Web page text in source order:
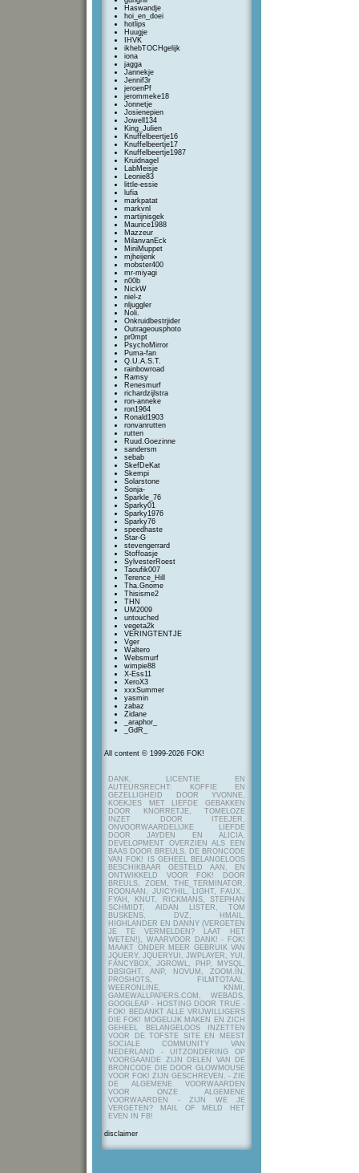
Haswandje
hoi_en_doei
hotlips
Huugje
IHVK
ikhebTOCHgelijk
iona
jagga
Jannekje
Jennif3r
jeroenPf
jerommeke18
Jonnetje
Josienepien
Jowell134
King_Julien
Knuffelbeertje16
Knuffelbeertje17
Knuffelbeertje1987
Kruidnagel
LabMeisje
Leonie83
little-essie
lufia
markpatat
markvnl
martijnisgek
Maurice1988
Mazzeur
MilanvanEck
MiniMuppet
mjheijenk
mobster400
mr-miyagi
n00b
NickW
niel-z
nljuggler
Noli.
Onkruidbestrjider
Outrageousphoto
pr0mpt
PsychoMirror
Puma-fan
Q.U.A.S.T.
rainbowroad
Ramsy
Renesmurf
richardzijlstra
ron-anneke
ron1964
Ronald1903
ronvanrutten
rutten
Ruud.Goezinne
sandersm
sebab
SkefDeKat
Skempi
Solarstone
Sonja-
Sparkle_76
Sparky01
Sparky1976
Sparky76
speedhaste
Star-G
stevengerrard
Stoffoasje
SylvesterRoest
Taoufik007
Terence_Hill
Tha.Gnome
Thisisme2
THN
UM2009
untouched
vegeta2k
VERINGTENTJE
Vger
Waltero
Websmurf
wimpie88
X-Ess11
XeroX3
xxxSummer
yasmin
zabaz
Zidane
_araphor_
_GdR_
All content © 1999-2026 FOK!
DANK, LICENTIE EN
AUTEURSRECHT: KOFFIE EN
GEZELLIGHEID DOOR YVONNE,
KOEKJES MET LIEFDE GEBAKKEN
DOOR KNORRETJE, TOMELOZE
INZET DOOR ITEEJER,
ONVOORWAARDELIJKE LIEFDE
DOOR JAYDEN EN ALICIA,
DEVELOPMENT OVERZIEN ALS EEN
BAAS DOOR BREULS. DE BRONCODE
VAN FOK! IS GEHEEL BELANGELOOS
BESCHIKBAAR GESTELD AAN, EN
ONTWIKKELD VOOR FOK! DOOR
BREULS, ZOEM, THE_TERMINATOR,
ROONAAN, JUICYHIL, LIGHT, FAUX.,
FYAH, KNUT, RICKMANS, STEPHAN
SCHMIDT, AIDAN LISTER, TOM
BUSKENS, DVZ, HMAIL,
HIGHLANDER EN DANNY (VERGETEN
JE TE VERMELDEN? LAAT HET
WETEN!), WAARVOOR DANK! - FOK!
MAAKT ONDER MEER GEBRUIK VAN
JQUERY, JQUERYUI, JWPLAYER, YUI,
FANCYBOX, JGROWL, PHP, MYSQL,
DBSIGHT, ANP, NOVUM, ZOOM.IN,
PROSHOTS, FILMTOTAAL,
WEERONLINE, KNMI,
GAMEWALLPAPERS.COM, WEBADS,
GOOGLEAP - HOSTING DOOR TRUE -
FOK! BEDANKT ALLE VRIJWILLIGERS
DIE FOK! MOGELIJK MAKEN EN ZICH
GEHEEL BELANGELOOS INZETTEN
VOOR DE TOFSTE SITE EN MEEST
SOCIALE COMMUNITY VAN
NEDERLAND - UITZONDERING OP
VOORGAANDE ZIJN DELEN VAN DE
BRONCODE DIE DOOR GLOWMOUSE
VOOR FOK! ZIJN GESCHREVEN. - ZIE
DE ALGEMENE VOORWAARDEN
VOOR ONZE ALGEMENE
VOORWAARDEN - ZIJN WE JE
VERGETEN? MAIL OF MELD HET
EVEN IN FB!
disclaimer